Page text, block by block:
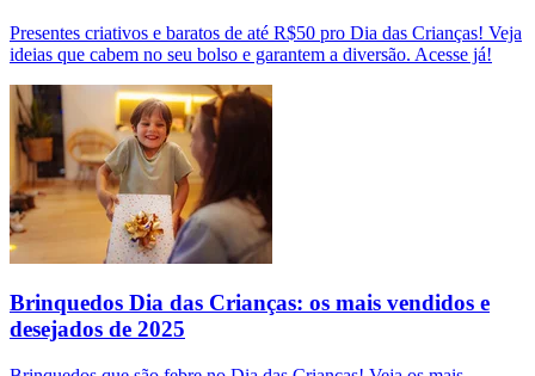
Presentes criativos e baratos de até R$50 pro Dia das Crianças! Veja
ideias que cabem no seu bolso e garantem a diversão. Acesse já!
Brinquedos Dia das Crianças: os mais vendidos e
desejados de 2025